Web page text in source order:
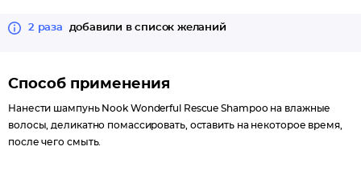
2 раза добавили в список желаний
Способ применения
Нанести шампунь Nook Wonderful Rescue Shampoo на влажные
волосы, деликатно помассировать, оставить на некоторое время,
после чего смыть.